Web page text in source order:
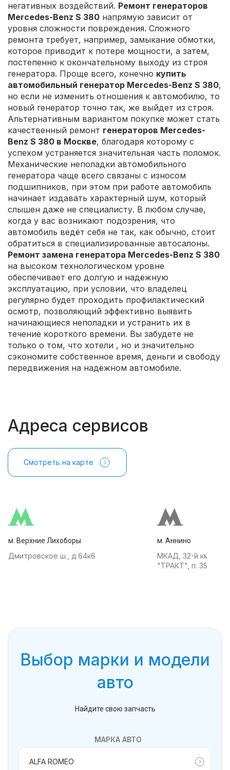
негативных воздействий. Ремонт генераторов
Mercedes-Benz S 380 напрямую зависит от
уровня сложности повреждения. Сложного
ремонта требует, например, замыкание обмотки,
которое приводит к потере мощности, а затем,
постепенно к окончательному выходу из строя
генератора. Проще всего, конечно купить
автомобильный генератор Mercedes-Benz S 380,
но если не изменить отношения к автомобилю, то
новый генератор точно так, же выйдет из строя.
Альтернативным вариантом покупке может стать
качественный ремонт генераторов Mercedes-
Benz S 380 в Москве, благодаря которому с
успехом устраняется значительная часть поломок.
Механические неполадки автомобильного
генератора чаще всего связаны с износом
подшипников, при этом при работе автомобиль
начинает издавать характерный шум, который
слышен даже не специалисту. В любом случае,
когда у вас возникают подозрения, что
автомобиль ведёт себя не так, как обычно, стоит
обратиться в специализированные автосалоны.
Ремонт замена генератора Mercedes-Benz S 380
на высоком технологическом уровне
обеспечивает его долгую и надёжную
эксплуатацию, при условии, что владелец
регулярно будет проходить профилактический
осмотр, позволяющий эффективно выявить
начинающиеся неполадки и устранить их в
течение короткого времени. Вы забудете не
только о том, что хотели , но и значительно
сэкономите собственное время, деньги и свободу
передвижения на надёжном автомобиле.
Адреса сервисов
Смотреть на карте
м. Верхние Лихоборы
Дмитровское ш., д.64к6
м. Аннино
МКАД, 32-й км, АТК
"ТРАКТ", п. 35
Выбор марки и модели
авто
Найдите свою запчасть
МАРКА АВТО